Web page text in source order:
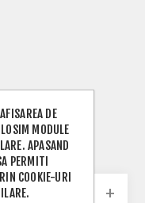
DE
MODULE
APASAND
PERMITI
COOKIE-URI